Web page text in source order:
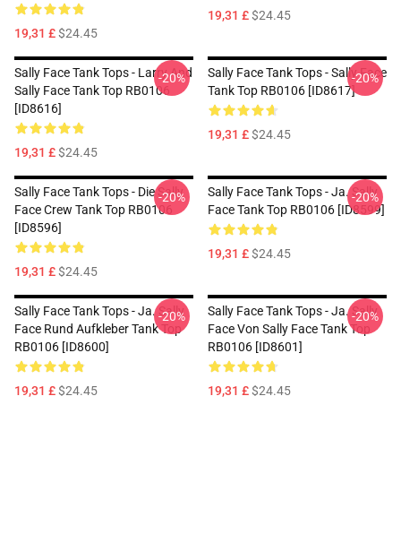
19,31 £$24.45
19,31 £$24.45
Sally Face Tank Tops - Larry And
Sally Face Tank Top RB0106
[ID8616]
19,31 £$24.45
-20%
Sally Face Tank Tops - Sally Face
Tank Top RB0106 [ID8617]
19,31 £$24.45
-20%
Sally Face Tank Tops - Die Sally
Face Crew Tank Top RB0106
[ID8596]
19,31 £$24.45
-20%
Sally Face Tank Tops - Ja. Sally
Face Tank Top RB0106 [ID8599]
19,31 £$24.45
-20%
Sally Face Tank Tops - Ja. Sally
Face Rund Aufkleber Tank Top
RB0106 [ID8600]
19,31 £$24.45
-20%
Sally Face Tank Tops - Ja. Sally
Face Von Sally Face Tank Top
RB0106 [ID8601]
19,31 £$24.45
-20%